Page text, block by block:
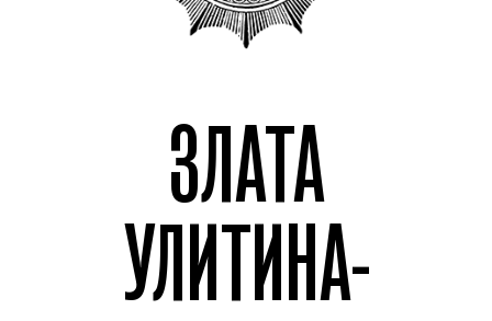
ЗЛАТА
УЛИТИНА-